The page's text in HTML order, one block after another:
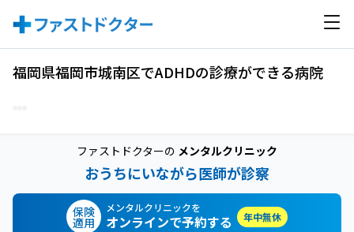
福岡県福岡市城南区でADHDの診療ができる病院
ファストドクターの メンタルクリニック
おうちにいながら医師が診察
保険
適用
メンタルクリニックを
オンラインで予約する 年中無休